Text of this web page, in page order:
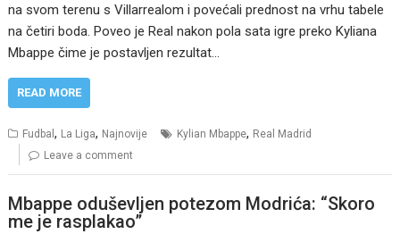
na svom terenu s Villarrealom i povećali prednost na vrhu tabele
na četiri boda. Poveo je Real nakon pola sata igre preko Kyliana
Mbappe čime je postavljen rezultat…
READ MORE
Fudbal, La Liga, Najnovije Kylian Mbappe, Real Madrid
Leave a comment
Mbappe oduševljen potezom Modrića: “Skoro
me je rasplakao”